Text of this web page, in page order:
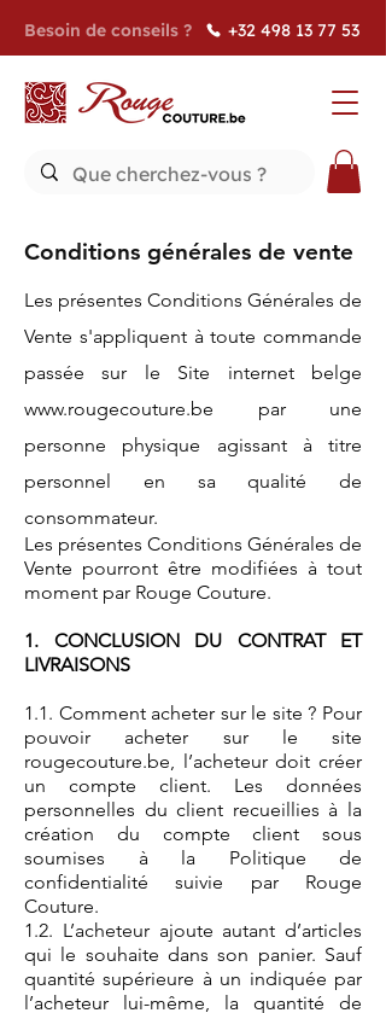
Besoin de conseils ? +32 498 13 77 53
Conditions générales de vente
Les présentes Conditions Générales de
Vente s'appliquent à toute commande
passée sur le Site internet belge
www.rougecouture.be par une
personne physique agissant à titre
personnel en sa qualité de
consommateur.
Les présentes Conditions Générales de
Vente pourront être modifiées à tout
moment par Rouge Couture.
1. CONCLUSION DU CONTRAT ET
LIVRAISONS
1.1. Comment acheter sur le site ? Pour
pouvoir acheter sur le site
rougecouture.be, l’acheteur doit créer
un compte client. Les données
personnelles du client recueillies à la
création du compte client sous
soumises à la Politique de
confidentialité suivie par Rouge
Couture.
1.2. L’acheteur ajoute autant d’articles
qui le souhaite dans son panier. Sauf
quantité supérieure à un indiquée par
l’acheteur lui-même, la quantité de